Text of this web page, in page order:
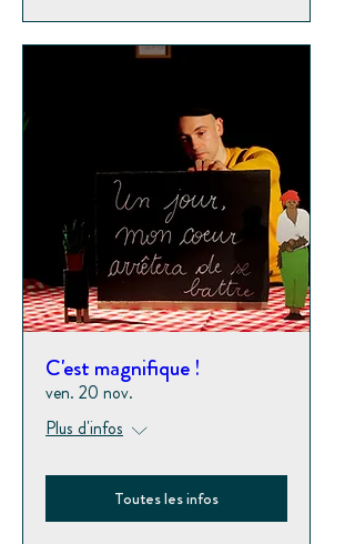
C'est magnifique !
ven. 20 nov.
Plus d'infos
Toutes les infos